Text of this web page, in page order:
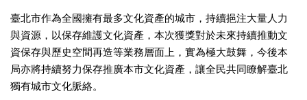
公
開
資
訊
著
臺北市作為全國擁有最多文化資產的城市，持續挹注大量人力
與資源，以保存維護文化資產，本次獲獎對於未來持續推動文
資保存與歷史空間再造等業務層面上，實為極大鼓舞，今後本
局亦將持續努力保存推廣本市文化資產，讓全民共同瞭解臺北
獨有城市文化脈絡。